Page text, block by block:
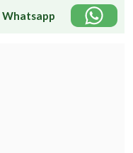
Whatsapp